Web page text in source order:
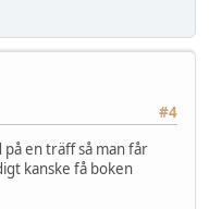
#4
på en träff så man får
kanske få boken